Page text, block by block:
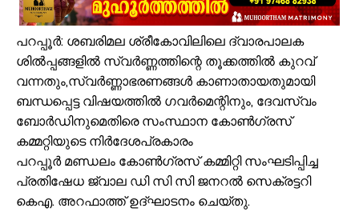
പറപ്പൂർ: ശബരിമല ശ്രീകോവിലിലെ ദ്വാരപാലക
ശിൽപ്പങ്ങളിൽ സ്വർണ്ണത്തിന്റെ തൂക്കത്തിൽ കുറവ്
വന്നതും,സ്വർണ്ണാഭരണങ്ങൾ കാണാതായതുമായി
ബന്ധപ്പെട്ട വിഷയത്തിൽ ഗവർമെന്റിനും, ദേവസ്വം
ബോർഡിനുമെതിരെ സംസ്ഥാന കോൺഗ്രസ്
കമ്മറ്റിയുടെ നിർദേശപ്രകാരം
പറപ്പൂർ മണ്ഡലം കോൺഗ്രസ് കമ്മിറ്റി സംഘടിപ്പിച്ച
പ്രതിഷേധ ജ്വാല ഡി സി സി ജനറൽ സെക്രട്ടറി
കെഎ. അറഫാത്ത് ഉദ്ഘാടനം ചെയ്തു.